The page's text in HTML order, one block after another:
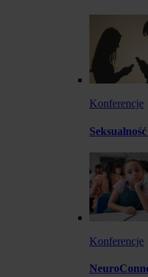
Konferencje
Konferencje